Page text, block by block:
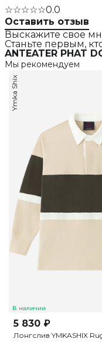
☆☆☆☆☆0.0
Оставить отзыв
Выскажите свое
Станьте первым,
ANTEATER PHAT
Мы рекомендуем
В наличии
Ymka Shix
5 830 ₽
Лонгслив YMKASHIX